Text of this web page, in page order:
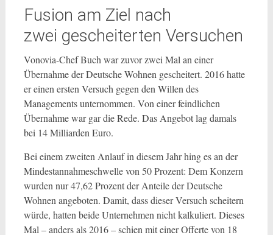
Fusion am Ziel nach
zwei gescheiterten Versuchen
Vonovia-Chef Buch war zuvor zwei Mal an einer
Übernahme der Deutsche Wohnen gescheitert. 2016 hatte
er einen ersten Versuch gegen den Willen des
Managements unternommen. Von einer feindlichen
Übernahme war gar die Rede. Das Angebot lag damals
bei 14 Milliarden Euro.
Bei einem zweiten Anlauf in diesem Jahr hing es an der
Mindestannahmeschwelle von 50 Prozent: Dem Konzern
wurden nur 47,62 Prozent der Anteile der Deutsche
Wohnen angeboten. Damit, dass dieser Versuch scheitern
würde, hatten beide Unternehmen nicht kalkuliert. Dieses
Mal – anders als 2016 – schien mit einer Offerte von 18